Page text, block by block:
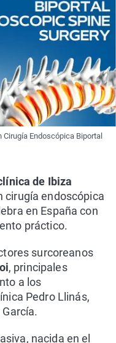
Endoscópica Biportal
de Ibiza
cirugía endoscópica
en España con
práctico.
surcoreanos
, principales
a los
Pedro Llinás,
nacida en el